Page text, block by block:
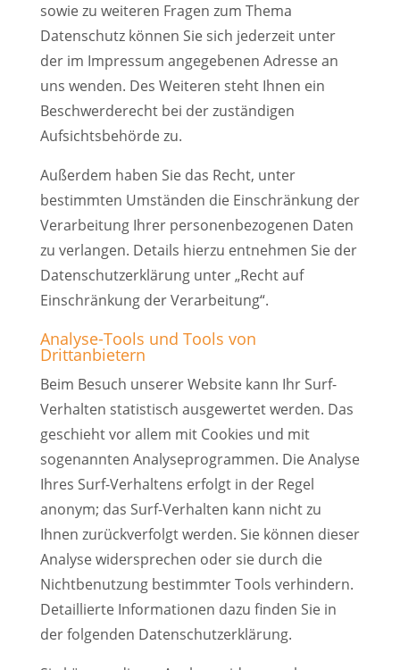
sowie zu weiteren Fragen zum Thema
Datenschutz können Sie sich jederzeit unter
der im Impressum angegebenen Adresse an
uns wenden. Des Weiteren steht Ihnen ein
Beschwerderecht bei der zuständigen
Aufsichtsbehörde zu.
Außerdem haben Sie das Recht, unter
bestimmten Umständen die Einschränkung der
Verarbeitung Ihrer personenbezogenen Daten
zu verlangen. Details hierzu entnehmen Sie der
Datenschutzerklärung unter „Recht auf
Einschränkung der Verarbeitung“.
Analyse-Tools und Tools von
Drittanbietern
Beim Besuch unserer Website kann Ihr Surf-
Verhalten statistisch ausgewertet werden. Das
geschieht vor allem mit Cookies und mit
sogenannten Analyseprogrammen. Die Analyse
Ihres Surf-Verhaltens erfolgt in der Regel
anonym; das Surf-Verhalten kann nicht zu
Ihnen zurückverfolgt werden. Sie können dieser
Analyse widersprechen oder sie durch die
Nichtbenutzung bestimmter Tools verhindern.
Detaillierte Informationen dazu finden Sie in
der folgenden Datenschutzerklärung.